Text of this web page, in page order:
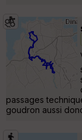
passages
goudron aussi